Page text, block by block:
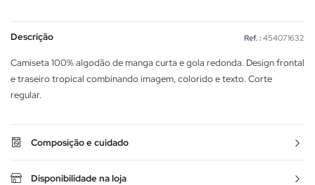
Descrição Ref. : 454071632
Camiseta 100% algodão de manga curta e gola redonda. Design frontal
e traseiro tropical combinando imagem, colorido e texto. Corte
regular.
Composição e cuidado
Disponibilidade na loja